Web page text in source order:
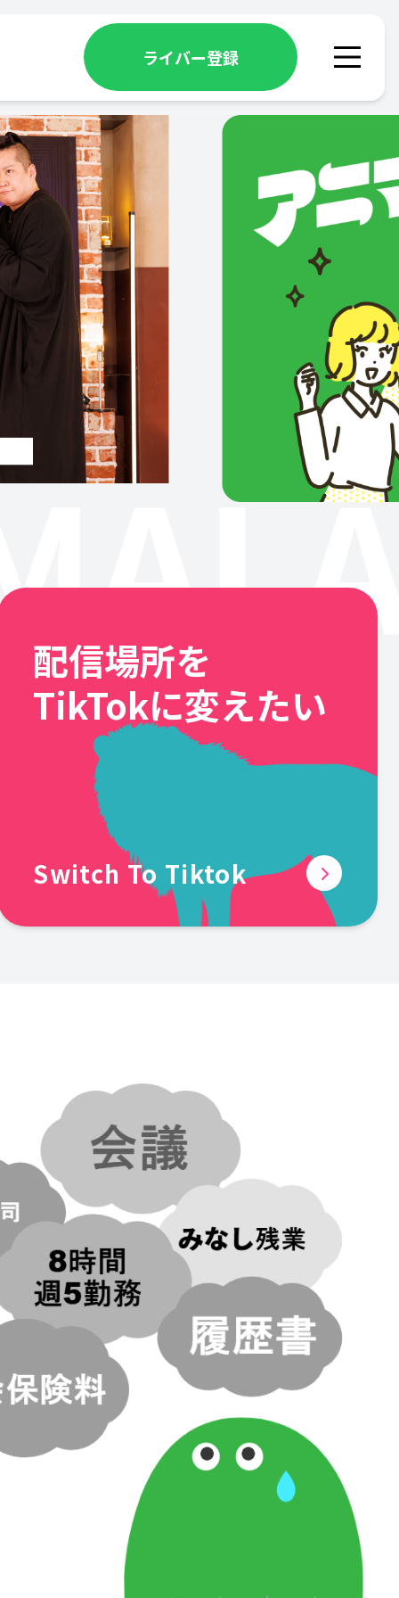
ライバー登録
配信場所を
TikTokに変えたい
Switch To Tiktok